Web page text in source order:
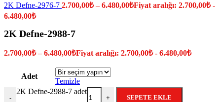
2K Defne-2976-7 2.700,00₺ –6.480,00₺Fiyat aralığı: 2.700,00₺ -
6.480,00₺
2K Defne-2988-7
2.700,00₺ –6.480,00₺Fiyat aralığı: 2.700,00₺ - 6.480,00₺
Adet
Temizle
-
2K Defne-2988-7 adet
+ SEPETE EKLE